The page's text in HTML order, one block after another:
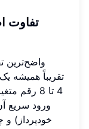
تفاوت
واضح‌ترین
تقریباً همیشه
4 تا 8
ورود سریع
خودپرداز)